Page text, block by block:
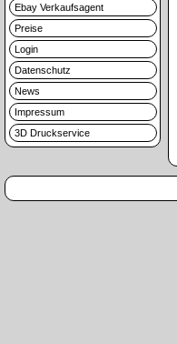
Ebay Verkaufsagent
Preise
Login
Datenschutz
News
Impressum
3D Druckservice